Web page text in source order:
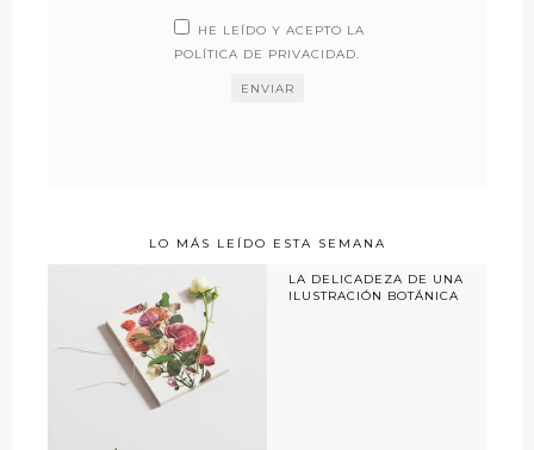
HE LEÍDO Y ACEPTO LA
POLÍTICA DE PRIVACIDAD.
LO MÁS LEÍDO ESTA SEMANA
LA DELICADEZA DE UNA
ILUSTRACIÓN BOTÁNICA